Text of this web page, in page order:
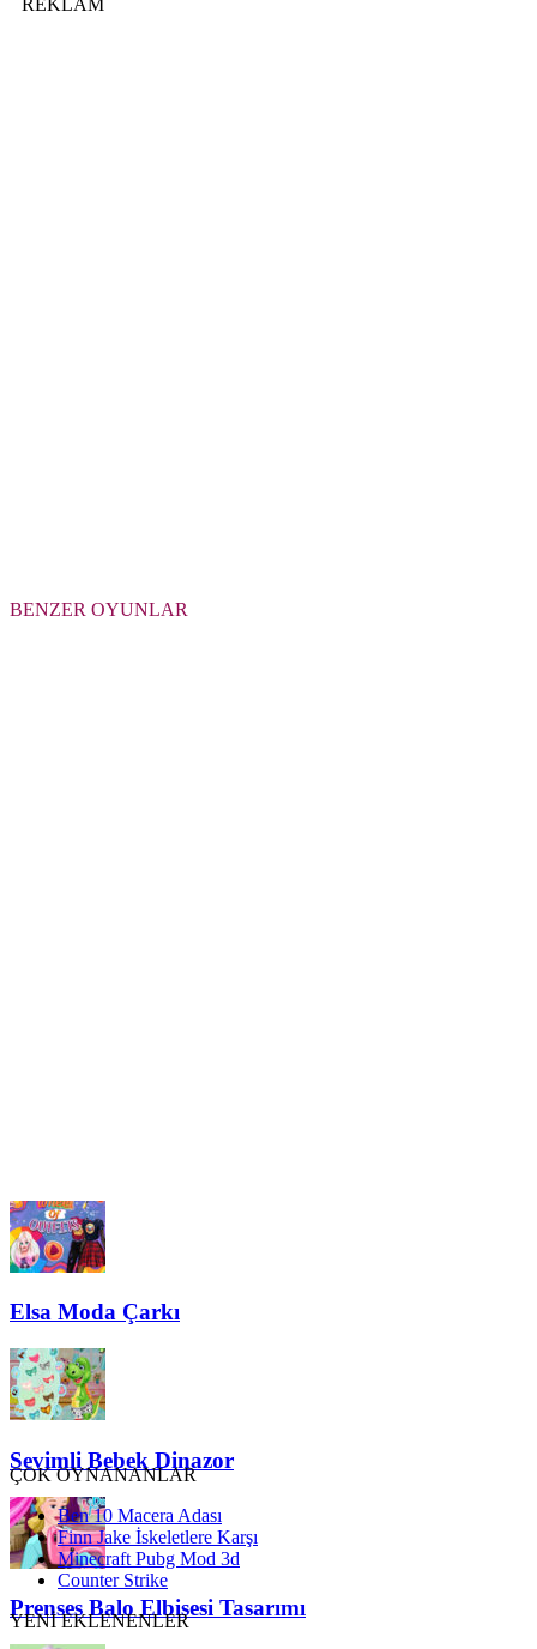
BENZER OYUNLAR
Elsa Moda Çarkı
Sevimli Bebek Dinazor
Prenses Balo Elbisesi Tasarımı
ÇOK OYNANANLAR
Ben 10 Macera Adası
Finn Jake İskeletlere Karşı
Minecraft Pubg Mod 3d
Counter Strike
YENİ EKLENENLER